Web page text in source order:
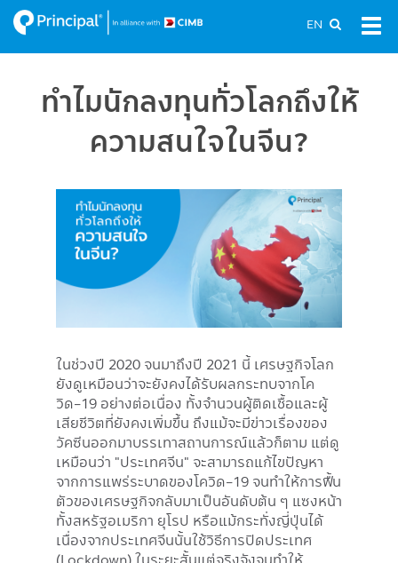
Skip
to
main
EN
ทำไมนักลงทุนทั่วโลกถึงให้
ความสนใจในจีน?
ในช่วงปี 2020 จนมาถึงปี 2021 นี้ เศรษฐกิจโลก
ยังดูเหมือนว่าจะยังคงได้รับผลกระทบจากโค
วิด-19 อย่างต่อเนื่อง ทั้งจำนวนผู้ติดเชื้อและผู้
เสียชีวิตที่ยังคงเพิ่มขึ้น ถึงแม้จะมีข่าวเรื่องของ
วัคซีนออกมาบรรเทาสถานการณ์แล้วก็ตาม แต่ดู
เหมือนว่า "ประเทศจีน" จะสามารถแก้ไขปัญหา
จากการแพร่ระบาดของโควิด-19 จนทำให้การฟื้น
ตัวของเศรษฐกิจกลับมาเป็นอันดับต้น ๆ แซงหน้า
ทั้งสหรัฐอเมริกา ยุโรป หรือแม้กระทั่งญี่ปุ่นได้
เนื่องจากประเทศจีนนั้นใช้วิธีการปิดประเทศ